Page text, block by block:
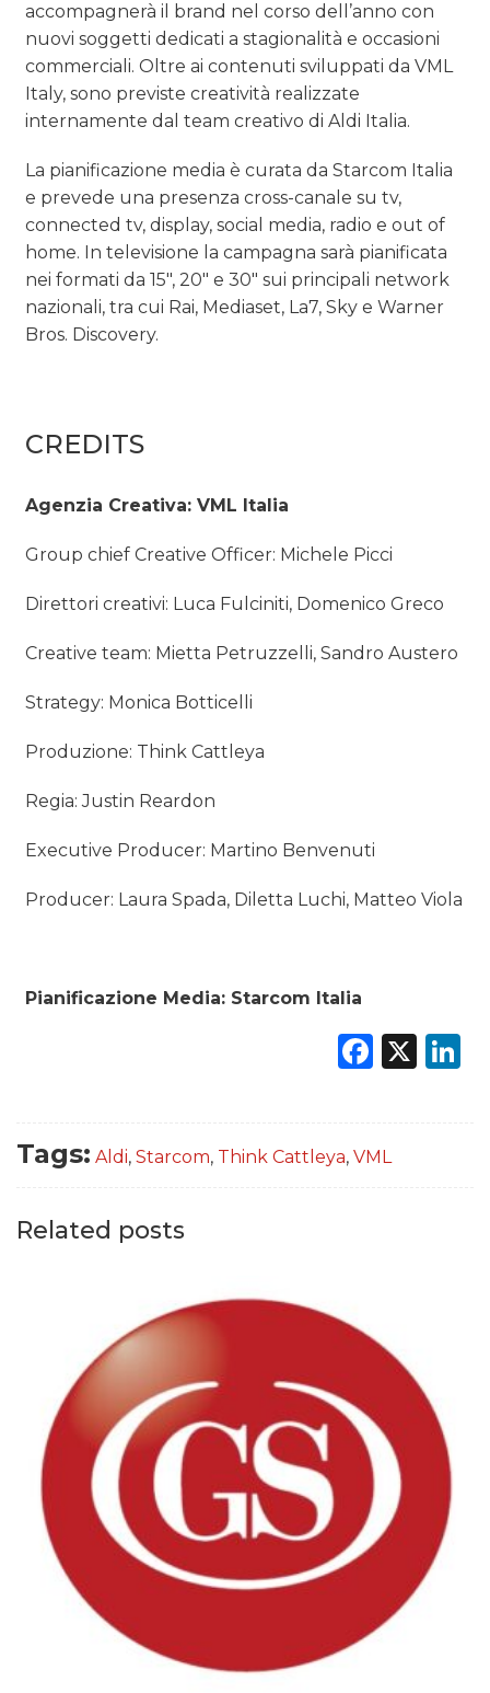
accompagnerà il brand nel corso dell’anno con
nuovi soggetti dedicati a stagionalità e occasioni
commerciali. Oltre ai contenuti sviluppati da VML
Italy, sono previste creatività realizzate
internamente dal team creativo di Aldi Italia.
La pianificazione media è curata da Starcom Italia
e prevede una presenza cross-canale su tv,
connected tv, display, social media, radio e out of
home. In televisione la campagna sarà pianificata
nei formati da 15″, 20″ e 30″ sui principali network
nazionali, tra cui Rai, Mediaset, La7, Sky e Warner
Bros. Discovery.
CREDITS
Agenzia Creativa: VML Italia
Group chief Creative Officer: Michele Picci
Direttori creativi: Luca Fulciniti, Domenico Greco
Creative team: Mietta Petruzzelli, Sandro Austero
Strategy: Monica Botticelli
Produzione: Think Cattleya
Regia: Justin Reardon
Executive Producer: Martino Benvenuti
Producer: Laura Spada, Diletta Luchi, Matteo Viola
Pianificazione Media: Starcom Italia
X
Tags: Aldi, Starcom, Think Cattleya, VML
Related posts